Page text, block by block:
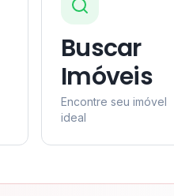
Buscar
Imóveis
Encontre seu imóvel
ideal